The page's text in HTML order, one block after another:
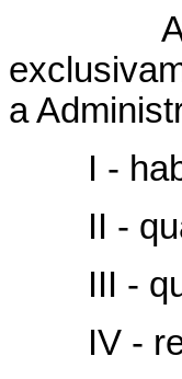
Art.
a
I -
II -
III -
IV -